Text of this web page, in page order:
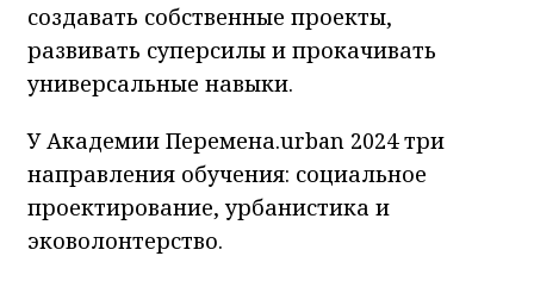
создавать собственные проекты,
развивать суперсилы и прокачивать
универсальные навыки.
У Академии Перемена.urban 2024 три
направления обучения: социальное
проектирование, урбанистика и
эковолонтерство.